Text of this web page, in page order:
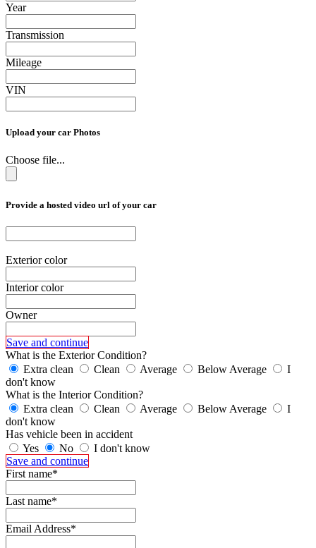
Year
Transmission
Mileage
VIN
Upload your car Photos
Choose file...
Provide a hosted video url of your car
Exterior color
Interior color
Owner
Save and continue
What is the Exterior Condition?
Extra clean
Clean Average Below Average
I
don't know
What is the Interior Condition?
Extra clean
Clean Average Below Average
I
don't know
Has vehicle been in accident
Yes
No
I don't know
Save and continue
First name*
Last name*
Email Address*